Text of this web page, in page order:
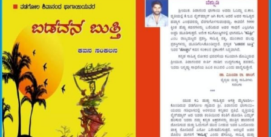
ಶಿವಾನಂದ
ಭಾಗಾಯಿ
ಅವರ
ಕೃತಿ
‘ಬಡವನ
ಬುತ್ತಿ’
ಅವಲೋಕನ
ಅಭಿಜ್ಞಾ
ಪಿ.ಎಮ್.ಗೌಡ.